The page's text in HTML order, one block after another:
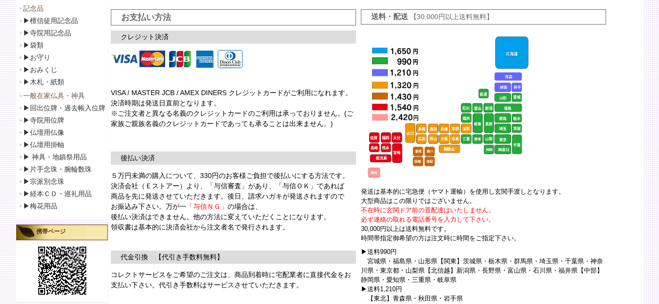
記念品
▶檀信徒用記念品
▶寺院用記念品
▶袋類
▶ お守り
▶おみくじ
▶ 木札・紙類
一般在家仏具・神具
▶ 回出位牌・過去帳入位牌
▶寺院用位牌
▶仏壇用仏像
▶仏壇用掛軸
▶ 神具・地鎮祭用品
▶ 片手念珠・腕輪数珠
▶ 宗派別念珠
▶経本ＣＤ・巡礼用品
▶梅花用品
携帯ページ
お支払い方法
クレジット決済
VISA / MASTER JCB / AMEX DINERS クレジットカードがご利用になれます。
決済時期は発送日直前となります。
※ご注文者と異なる名義のクレジットカードのご利用は承っておりません。(ご
家族ご親族名義のクレジットカードであっても承ることは出来ません。)
後払い決済
５万円未満の購入について、330円のお客様ご負担で後払いにする方法です。
決済会社（Ｅストアー）より、「与信審査」があり、「与信ＯＫ」であれば
商品を先に発送させていただきます。後日、請求ハガキが発送されますので
お振込み下さい。万が一 「与信ＮＧ」 の場合は、
後払い決済はできません。他の方法に変えていただくことになります。
領収書は基本的に決済会社から注文者名で発行されます。
代金引換 【代引き手数料無料】
コレクトサービスをご希望のご注文は、商品到着時に宅配業者に直接代金をお
支払い下さい。代引き手数料はサービスさせていただきます。
送料・配送 【30,000円以上送料無料】
発送は基本的に宅急便（ヤマト運輸）を使用し玄関手渡しとなります。
大型商品はこの限りではございません。
不在時に玄関ドア前の置配達はいたしません。
必ず連絡の取れる電話番号を入力して下さい。
30,000円以上は送料無料です。
時間帯指定御希望の方は注文時に時間をご指定下さい。
▶送料990円
宮城県・福島県・山形県【関東】茨城県・栃木県・群馬県・埼玉県・千葉県・神奈
川県・東京都・山梨県【北信越】新潟県・長野県・富山県・石川県・福井県【中部】
静岡県・愛知県・三重県・岐阜県
▶送料1,210円
【東北】青森県・秋田県・岩手県